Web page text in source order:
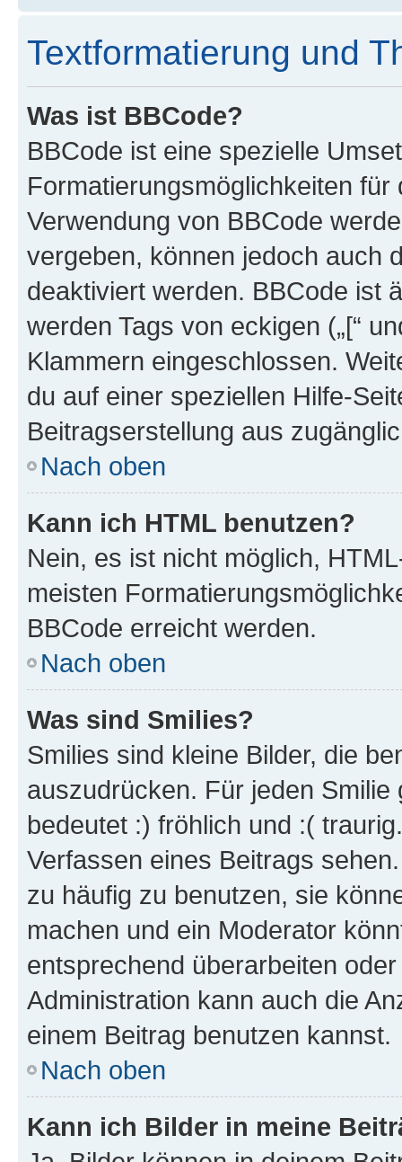
Textformatierung und
Was ist BBCode?
BBCode ist eine spezielle
Formatierungsmöglichkeiten
Verwendung von BBCode
vergeben, können jedoch auch
deaktiviert werden. BBCode ist
werden Tags von eckigen („[“
Klammern eingeschlossen.
du auf einer speziellen Hilfe-
Beitragserstellung aus
Nach oben
Kann ich HTML benutzen?
Nein, es ist nicht möglich,
meisten
BBCode erreicht werden.
Nach oben
Was sind Smilies?
Smilies sind kleine Bilder, die
auszudrücken. Für jeden
bedeutet :) fröhlich und :(
Verfassen eines Beitrags
zu häufig zu benutzen, sie
machen und ein Moderator
entsprechend überarbeiten
Administration kann auch die
einem Beitrag benutzen kannst.
Nach oben
Kann ich Bilder in meine